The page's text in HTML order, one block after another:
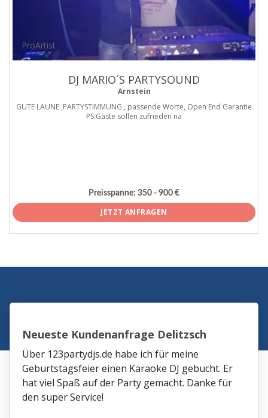
ProArtist
DJ MARIO´S PARTYSOUND
Arnstein
GUTE LAUNE ,PARTYSTIMMUNG , passende Worte, Open End Garantie
PS:Gäste sollen zufrieden na
Preisspanne: 350 - 900 €
JETZT ANFRAGEN
Neueste Kundenanfrage Delitzsch
Über 123partydjs.de habe ich für meine
Geburtstagsfeier einen Karaoke DJ gebucht. Er
hat viel Spaß auf der Party gemacht. Danke für
den super Service!